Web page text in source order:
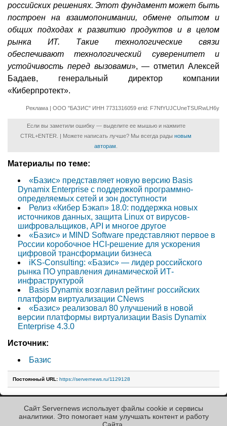
российских решениях. Этот фундамент может быть
построен на взаимопонимании, обмене опытом и
общих подходах к развитию продуктов и в целом
рынка ИТ. Такие технологические связи
обеспечивают технологический суверенитет и
устойчивость перед вызовами», — отметил Алексей
Бадаев, генеральный директор компании
«Киберпротект».
Реклама | ООО "БАЗИС" ИНН 7731316059 erid: F7NfYUJCUneTSURwLH6y
Если вы заметили ошибку — выделите ее мышью и нажмите
CTRL+ENTER. | Можете написать лучше? Мы всегда рады новым
авторам
Материалы по теме:
«Базис» представляет новую версию Basis
Dynamix Enterprise с поддержкой программно-
определяемых сетей и зон доступности
Релиз «Кибер Бэкап» 18.0: поддержка новых
источников данных, защита Linux от вирусов-
шифровальщиков, API и многое другое
«Базис» и MIND Software представляют первое в
России коробочное HCI-решение для ускорения
цифровой трансформации бизнеса
iKS-Consulting: «Базис» — лидер российского
рынка ПО управления динамической ИТ-
инфраструктурой
Basis Dynamix возглавил рейтинг российских
платформ виртуализации CNews
«Базис» реализовал 80 улучшений в новой
версии платформы виртуализации Basis Dynamix
Enterprise 4.3.0
Источник:
Базис
Постоянный URL: https://servernews.ru/1129128
« Назад к ленте
Сайт Servernews использует файлы cookie и сервисы
аналитики. Это помогает нам улучшать контент и работу